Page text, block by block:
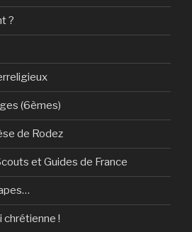
?
(6èmes)
de Rodez
et Guides de France
chrétienne !